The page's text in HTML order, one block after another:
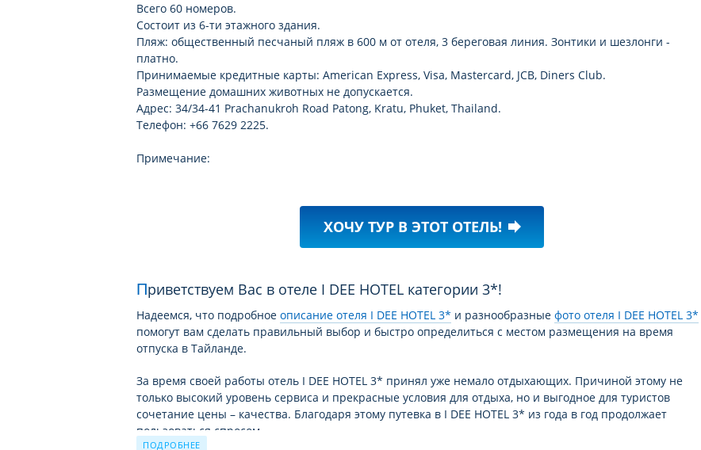
Всего 60 номеров.
Состоит из 6-ти этажного здания.
Пляж: общественный песчаный пляж в 600 м от отеля, 3 береговая линия. Зонтики и шезлонги -
платно.
Принимаемые кредитные карты: American Express, Visa, Mastercard, JCB, Diners Club.
Размещение домашних животных не допускается.
Адрес: 34/34-41 Prachanukroh Road Patong, Kratu, Phuket, Thailand.
Телефон: +66 7629 2225.
Примечание:
ХОЧУ ТУР В ЭТОТ ОТЕЛЬ! forward
Приветствуем Вас в отеле I DEE HOTEL категории 3*!
Надеемся, что подробное описание отеля I DEE HOTEL 3* и разнообразные фото отеля I DEE HOTEL 3*
помогут вам сделать правильный выбор и быстро определиться с местом размещения на время
отпуска в Тайланде.
За время своей работы отель I DEE HOTEL 3* принял уже немало отдыхающих. Причиной этому не
только высокий уровень сервиса и прекрасные условия для отдыха, но и выгодное для туристов
сочетание цены – качества. Благодаря этому путевка в I DEE HOTEL 3* из года в год продолжает
пользоваться спросом.
ПОДРОБНЕЕ